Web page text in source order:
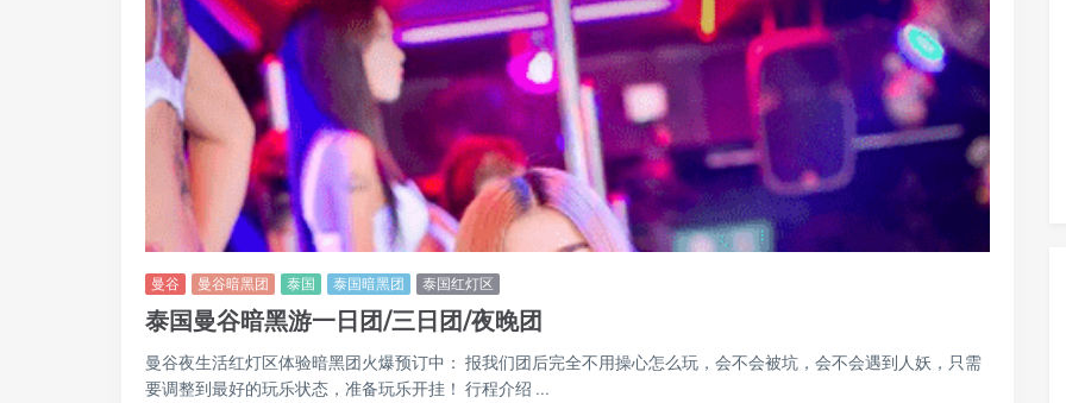
曼谷 曼谷暗黑团 泰国 泰国暗黑团 泰国红灯区
泰国曼谷暗黑游一日团/三日团/夜晚团
曼谷夜生活红灯区体验暗黑团火爆预订中： 报我们团后完全不用操心怎么玩，会不会被坑，会不会遇到人妖，只需
要调整到最好的玩乐状态，准备玩乐开挂！ 行程介绍 ...